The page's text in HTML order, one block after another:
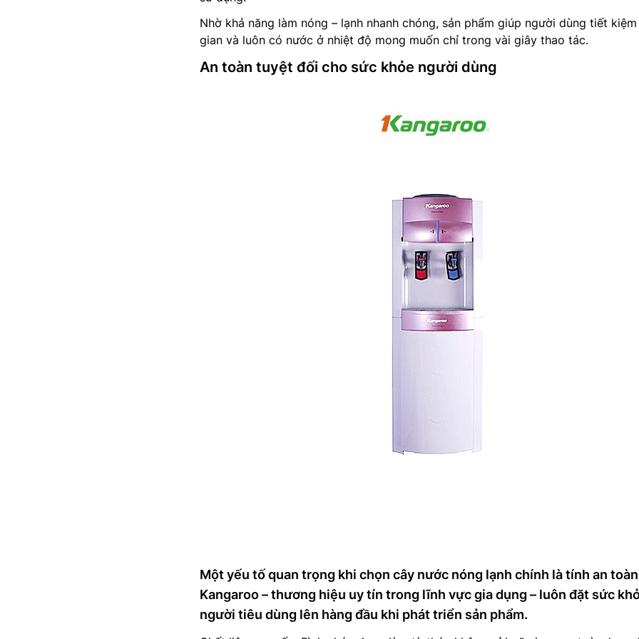
Nhờ khả năng làm nóng – lạnh nhanh chóng, sản phẩm giúp người dùng tiết
gian và luôn có nước ở nhiệt độ mong muốn chỉ trong vài giây thao tác.
An toàn tuyệt đối cho sức khỏe người dùng
Một yếu tố quan trọng khi chọn cây nước nóng lạnh chính là tính an
Kangaroo – thương hiệu uy tín trong lĩnh vực gia dụng – luôn đặt sức
người tiêu dùng lên hàng đầu khi phát triển sản phẩm.